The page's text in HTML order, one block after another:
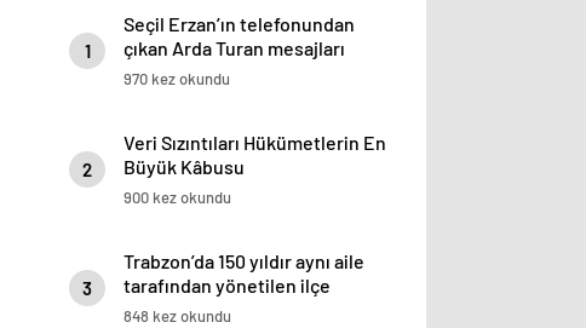
1
Seçil Erzan’ın telefonundan
çıkan Arda Turan mesajları
970 kez okundu
2
Veri Sızıntıları Hükümetlerin En
Büyük Kâbusu
900 kez okundu
3
Trabzon’da 150 yıldır aynı aile
tarafından yönetilen ilçe
görenleri şaşırtıyor
848 kez okundu